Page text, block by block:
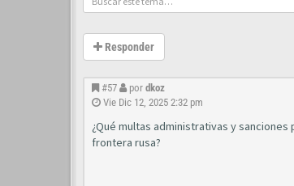
Responder
#57 por dkoz
Vie Dic 12, 2025 2:32 pm
¿Qué multas administrativas y
frontera rusa?